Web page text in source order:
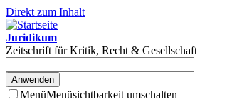
Direkt zum Inhalt
Juridikum
Zeitschrift für Kritik, Recht & Gesellschaft
MenüMenüsichtbarkeit umschalten